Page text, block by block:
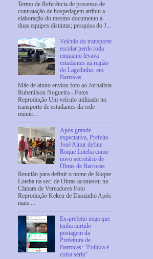
Termo de Referência de processo de
contratação de hospedagem atribui a
elaboração do mesmo documento a
duas equipes distintas; pesquisa do J...
Veículo do transporte
escolar perde roda
enquanto levava
estudantes na região
do Lagedinho, em
Barrocas
Mãe de aluno enviou foto ao Jornalista
Rubenilson Nogueira - Fotos
Reprodução Um veículo utilizado no
transporte de estudantes da rede
munic...
Após grande
expectativa, Prefeito
José Almir define
Roque Loteba como
novo secretário de
Obras de Barrocas
Reunião para definir o nome de Roque
Loteba na sec. de Obras aconteceu na
Câmara de Vereadores Foto
Reprodução Kekeu de Daozinho Após
mais ...
Ex-prefeito nega que
tenha curtido
postagem da
Prefeitura de
Barrocas: “Política é
coisa séria”